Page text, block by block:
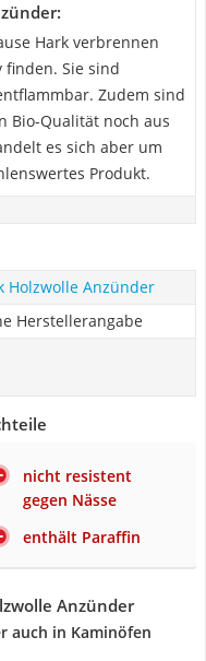
Hark verbrennen
Sie sind
Zudem sind
Bio-Qualität noch aus
es sich aber um
Produkt.
Holzwolle Anzünder
Herstellerangabe
nicht resistent
gegen Nässe
enthält Paraffin
Anzünder
auch in Kaminöfen